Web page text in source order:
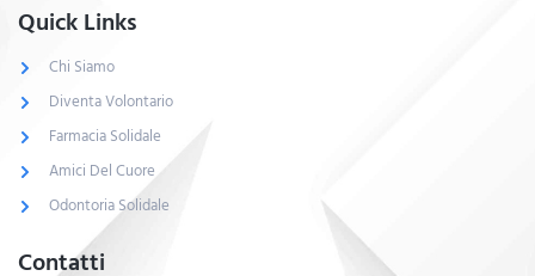
Quick Links
Chi Siamo
Diventa Volontario
Farmacia Solidale
Amici Del Cuore
Odontoria Solidale
Contatti